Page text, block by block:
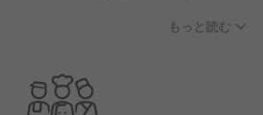
客様のライフスタイルに合わせたサ
で、多くの方に親しまれているブ
もっと読む